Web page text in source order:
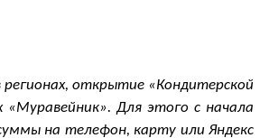
открытие «Кондитерской
Для этого с начала
на телефон, карту или Яндекс